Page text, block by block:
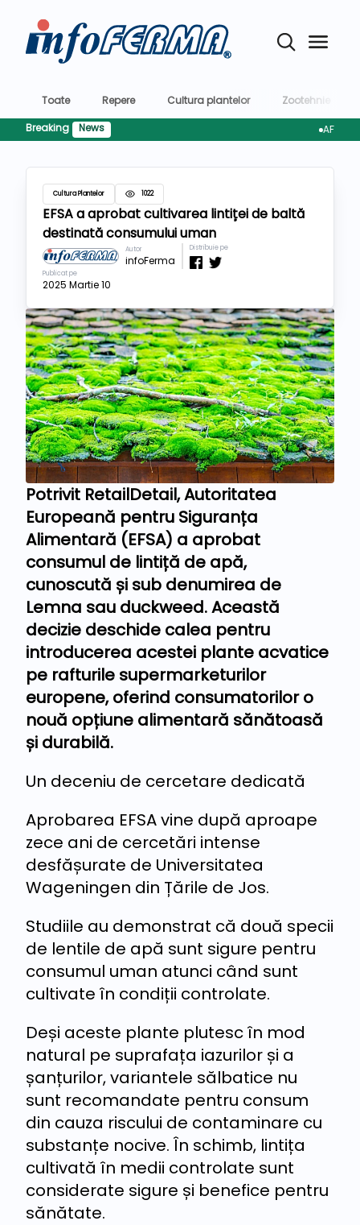
Toate Repere Cultura plantelor
Zootehnie
Breaking
News AFIR
Cultura Plantelor 1022
EFSA a aprobat cultivarea lintiței de baltă
destinată consumului uman
Autor
infoFerma
Distribuie pe
Publicat pe
2025 Martie 10
Potrivit RetailDetail, Autoritatea
Europeană pentru Siguranța
Alimentară (EFSA) a aprobat
consumul de lintiță de apă,
cunoscută și sub denumirea de
Lemna sau duckweed. Această
decizie deschide calea pentru
introducerea acestei plante acvatice
pe rafturile supermarketurilor
europene, oferind consumatorilor o
nouă opțiune alimentară sănătoasă
și durabilă.
Un deceniu de cercetare dedicată
Aprobarea EFSA vine după aproape
zece ani de cercetări intense
desfășurate de Universitatea
Wageningen din Țările de Jos.
Studiile au demonstrat că două specii
de lentile de apă sunt sigure pentru
consumul uman atunci când sunt
cultivate în condiții controlate.
Deși aceste plante plutesc în mod
natural pe suprafața iazurilor și a
șanțurilor, variantele sălbatice nu
sunt recomandate pentru consum
din cauza riscului de contaminare cu
substanțe nocive. În schimb, lintița
cultivată în medii controlate sunt
considerate sigure și benefice pentru
sănătate.